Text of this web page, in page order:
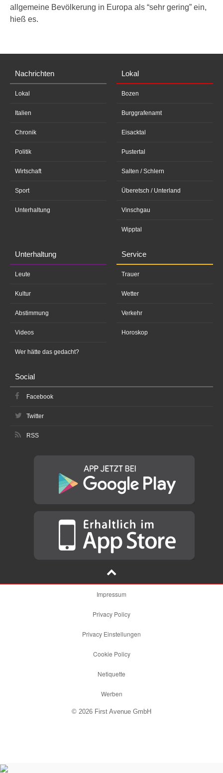
allgemeine Bevölkerung in Europa als “sehr gering” ein,
hieß es.
Nachrichten
Lokal
Italien
Chronik
Politik
Wirtschaft
Sport
Unterhaltung
Lokal
Bozen
Burggrafenamt
Eisacktal
Pustertal
Salten / Schlern
Überetsch / Unterland
Vinschgau
Wipptal
Unterhaltung
Leute
Kultur
Abstimmung
Videos
Wer hätte das gedacht?
Service
Trauer
Wetter
Verkehr
Horoskop
Social
Facebook
Twitter
RSS
Impressum
Privacy Policy
Privacy Einstellungen
Cookie Policy
Netiquette
Werben
© 2026 First Avenue GmbH